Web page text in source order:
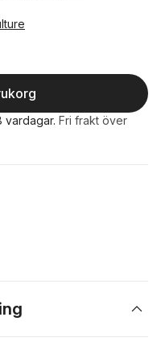
vardagar. Fri frakt över